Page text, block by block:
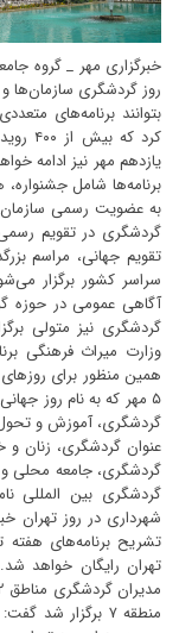
خبرگزاری مهر _ گروه جامعه؛ در این هفته با توجه به نزدیک شدن به ایام هفته و روز گردشگری سازمان‌ها و نهادهای مختلف برنامه ریزی کردند تا در روزهای آینده بتوانند برنامه‌های متعددی برگزار کنند در این زمینه وزارت میراث فرهنگی اعلام کرد که بیش از ۴۰۰ رویداد در هفته گردشگری که از ۵ مهر آغاز می‌شود و تا یازدهم مهر نیز ادامه خواهد داشت در شهرهای مختلف کشور برگزار می‌شود. این برنامه‌ها شامل جشنواره، همایش و تورهای گردشگری است. ایران از سال ۱۳۵۴ به عضویت رسمی سازمان جهانی گردشگری در آمده است و از سال ۱۳۹۹ هفته گردشگری در تقویم رسمی کشور ثبت شده است. از این رو هر سال همگام با تقویم جهانی، مراسم بزرگداشت روز جهانی و هفته گردشگری (۵ تا ۱۱ مهر) در سراسر کشور برگزار می‌شود. این هفته فرصتی برای معرفی ظرفیت‌ها و ارتقای آگاهی عمومی در حوزه گردشگری است. وزارت میراث فرهنگی صنایع دستی و گردشگری نیز متولی برگزاری این مراسم است. امسال هم معاونت گردشگری وزارت میراث فرهنگی برنامه‌هایی را در هفته گردشگری برگزار خواهد کرد. به همین منظور برای روزهای این هفته یک عنوانی را در نظر گرفته است. غیر از روز ۵ مهر که به نام روز جهانی گردشگری شناخته می‌شود، روز ششم مهر ماه با عنوان گردشگری، آموزش و تحول پایدار شناخته شده است. روز دوشنبه هفتم مهر نیز با عنوان گردشگری، زنان و خانواده، روز هشتم، گردشگری و پایداری اقتصادی، نهم گردشگری، جامعه محلی و محیط زیست، دهم گردشگری و فرهنگ و روز یازدهم گردشگری بین المللی نامگذاری شده است. بازدید رایگان از خانه موزه‌های شهرداری در روز تهران خبر دیگر اینکه رئیس ستاد گردشگری شهرداری تهران با تشریح برنامه‌های هفته تهران گفت: بازدید از خانه موزه‌های شهرداری در روز تهران رایگان خواهد شد. امیر قاسمی در نشست ستاد گردشگری شهرداری با مدیران گردشگری مناطق ۲۲ گانه شهرداری تهران که در سالن اجتماعات شهرداری منطقه ۷ برگزار شد گفت: مصوبه شورای شهر تهران در ۱۲ مرداد در خصوص ۱۴ مهر به عنوان روز تهران پیشنهاد شد. بالاخره تقویم تهران دارای روز تهران خواهد بود البته از ده سال پیش برای این هفته فرهنگی کار می‌کنیم و برنامه‌های مختلفی را به اجرا گذاشته‌ایم. اما امسال برنامه ویژه ای برای هفته گردشگری تهران با عنوان روز تهران در ساختمان بلدیه برگزار خواهیم کرد. وی گفت: در این ایام بیش از ۱۱۰ تور گردشگری برگزار می‌شود اولین آن از موزه انقلاب اسلامی هست که ۳۶۵ محله به این مقصد تور اجرا می‌کنند. تور ویژه دانش آموزان و دانشجویان جدیدالورود به تهران و مسیرهای ۳۰ گانه، ری گردی، تور آتش نشان‌ها، پاراتور، کودکان، عکاسی، متروگردی، انتشارات، جنگ ۱۲ روزه، راهیان پیشرفت و ایثارگران را برگزار می‌کنیم. قاسمی بیان کرد: یکصد نشست تخصصی و کارگاه، ۲۲ نشست درباره اقوام ایرانی برگزار خواهد شد از جمله اینکه منطقه ۷ میزبان نشست تهران شناسی، منطقه ۹ میزبان نشست گردشگری کودک و منطقه ۲۲ میزبان نشست گردشگری صنعتی خواهد بود. همچنین برنامه گفتاورد ملی میراث فرهنگی و گردشگری را با ظرفیت‌های تمدنی ری برگزار می‌کنیم. رئیس ستاد گردشگری شهرداری تهران بیان کرد: ۳۰ موزه شهر تهران نشست‌هایی تخصصی را برگزار می‌کنند ۳۵۲ نشست محله‌ای نیز اجرا می‌شود که از فضای تهران بهره خوبی را ببریم. امسال خیلی از استان‌ها منتظر هستند ببینند که در هفته تهران چه کاری انجام می‌شود تا برای آنها الگو باشد. همچنین تقدیر از فعالان تهران شناسی و دبیران کانون‌های گردشگری را خواهیم داشت. وی افزود: برای روز ۵ و ۱۴ مهرماه در ۲۲ مدرسه شهر تهران زنگ گردشگری به صدا در می‌آید همچنین تورهای عکاسی پیش بینی شده است و در ۳۵۲